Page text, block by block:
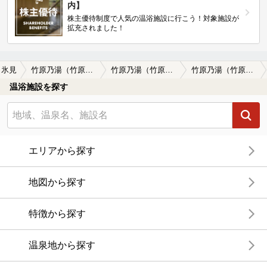
内】
株主優待制度で人気の温浴施設に行こう！対象施設が
拡充されました！
氷見 竹原乃湯（竹原鉱泉）(閉館しました) 竹原乃湯（竹原鉱泉）(閉館しました)の口コミ一覧 竹原乃湯（竹原鉱泉）(閉館しました)の口コミ シンプルです
温浴施設を探す
エリアから探す
地図から探す
特徴から探す
温泉地から探す